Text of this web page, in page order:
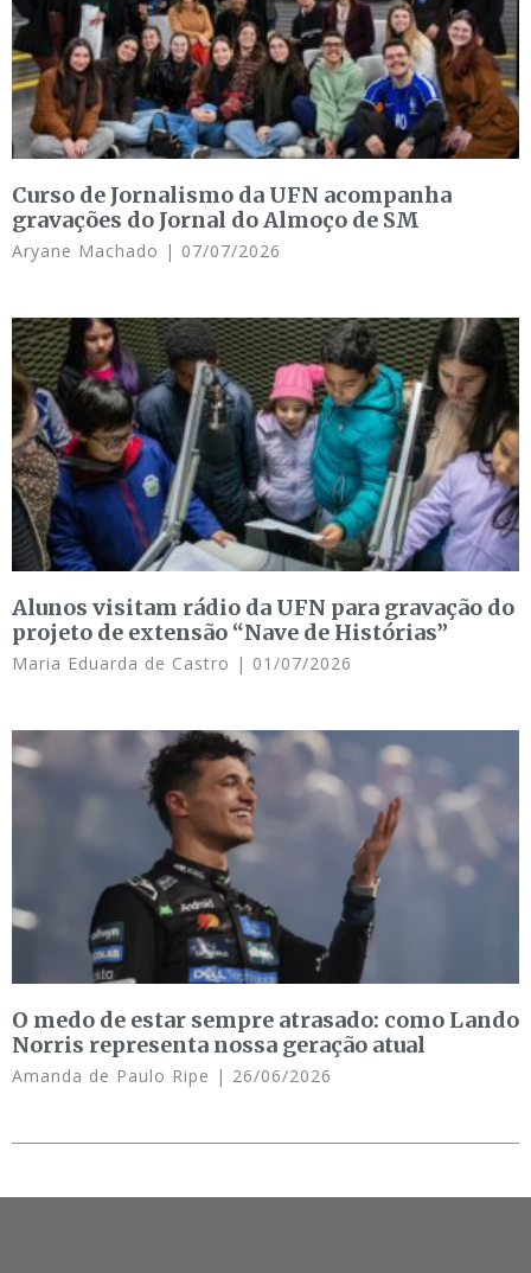
Curso de Jornalismo da UFN acompanha
gravações do Jornal do Almoço de SM
Aryane Machado 07/07/2026
Alunos visitam rádio da UFN para gravação do
projeto de extensão “Nave de Histórias”
Maria Eduarda de Castro 01/07/2026
O medo de estar sempre atrasado: como Lando
Norris representa nossa geração atual
Amanda de Paulo Ripe 26/06/2026